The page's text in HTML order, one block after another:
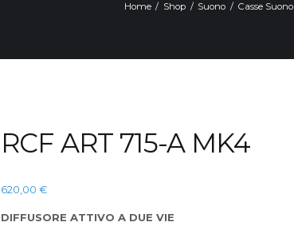
Home Shop Suono Casse Suono
RCF ART 715-A MK4
620,00 €
DIFFUSORE ATTIVO A DUE VIE